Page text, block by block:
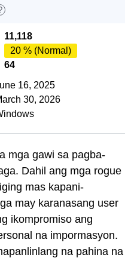
11,118
20 % (Normal)
64
16, 2025
30, 2026
mga gawi sa pagba-
Dahil ang mga rogue
mas kapani-
may karanasang user
ikompromiso ang
na impormasyon.
na pahina na